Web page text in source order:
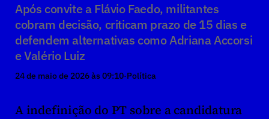
Após convite a Flávio Faedo, militantes
cobram decisão, criticam prazo de 15 dias e
defendem alternativas como Adriana Accorsi
e Valério Luiz
24 de maio de 2026 às 09:10·Política
A indefinição do PT sobre a candidatura